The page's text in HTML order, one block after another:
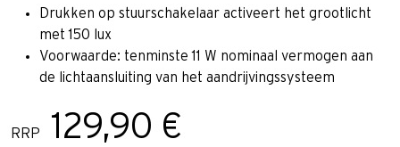
Drukken op stuurschakelaar activeert het grootlicht
met 150 lux
Voorwaarde: tenminste 11 W nominaal vermogen aan
de lichtaansluiting van het aandrijvingssysteem
RRP 129,90 €